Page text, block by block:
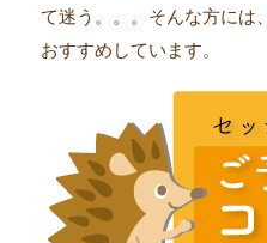
て迷う。。。そんな方には
おすすめしています。